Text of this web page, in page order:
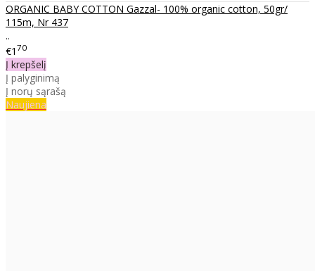
ORGANIC BABY COTTON Gazzal- 100% organic cotton, 50gr/
115m, Nr 437
..
€1 70
Į krepšelį
Į palyginimą
Į norų sąrašą
Naujiena